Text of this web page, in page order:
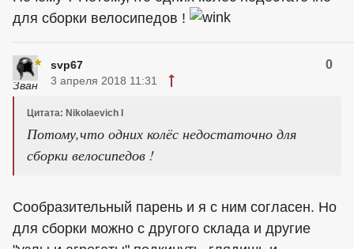
для сборки велосипедов !
svp67 0
3 апреля 2018 11:31
Цитата: Nikolaevich I
Потому,что одних колёс недостаточно для
сборки велосипедов !
Сообразительный парень и я с ним согласен. Но
для сборки можно с другого склада и другие